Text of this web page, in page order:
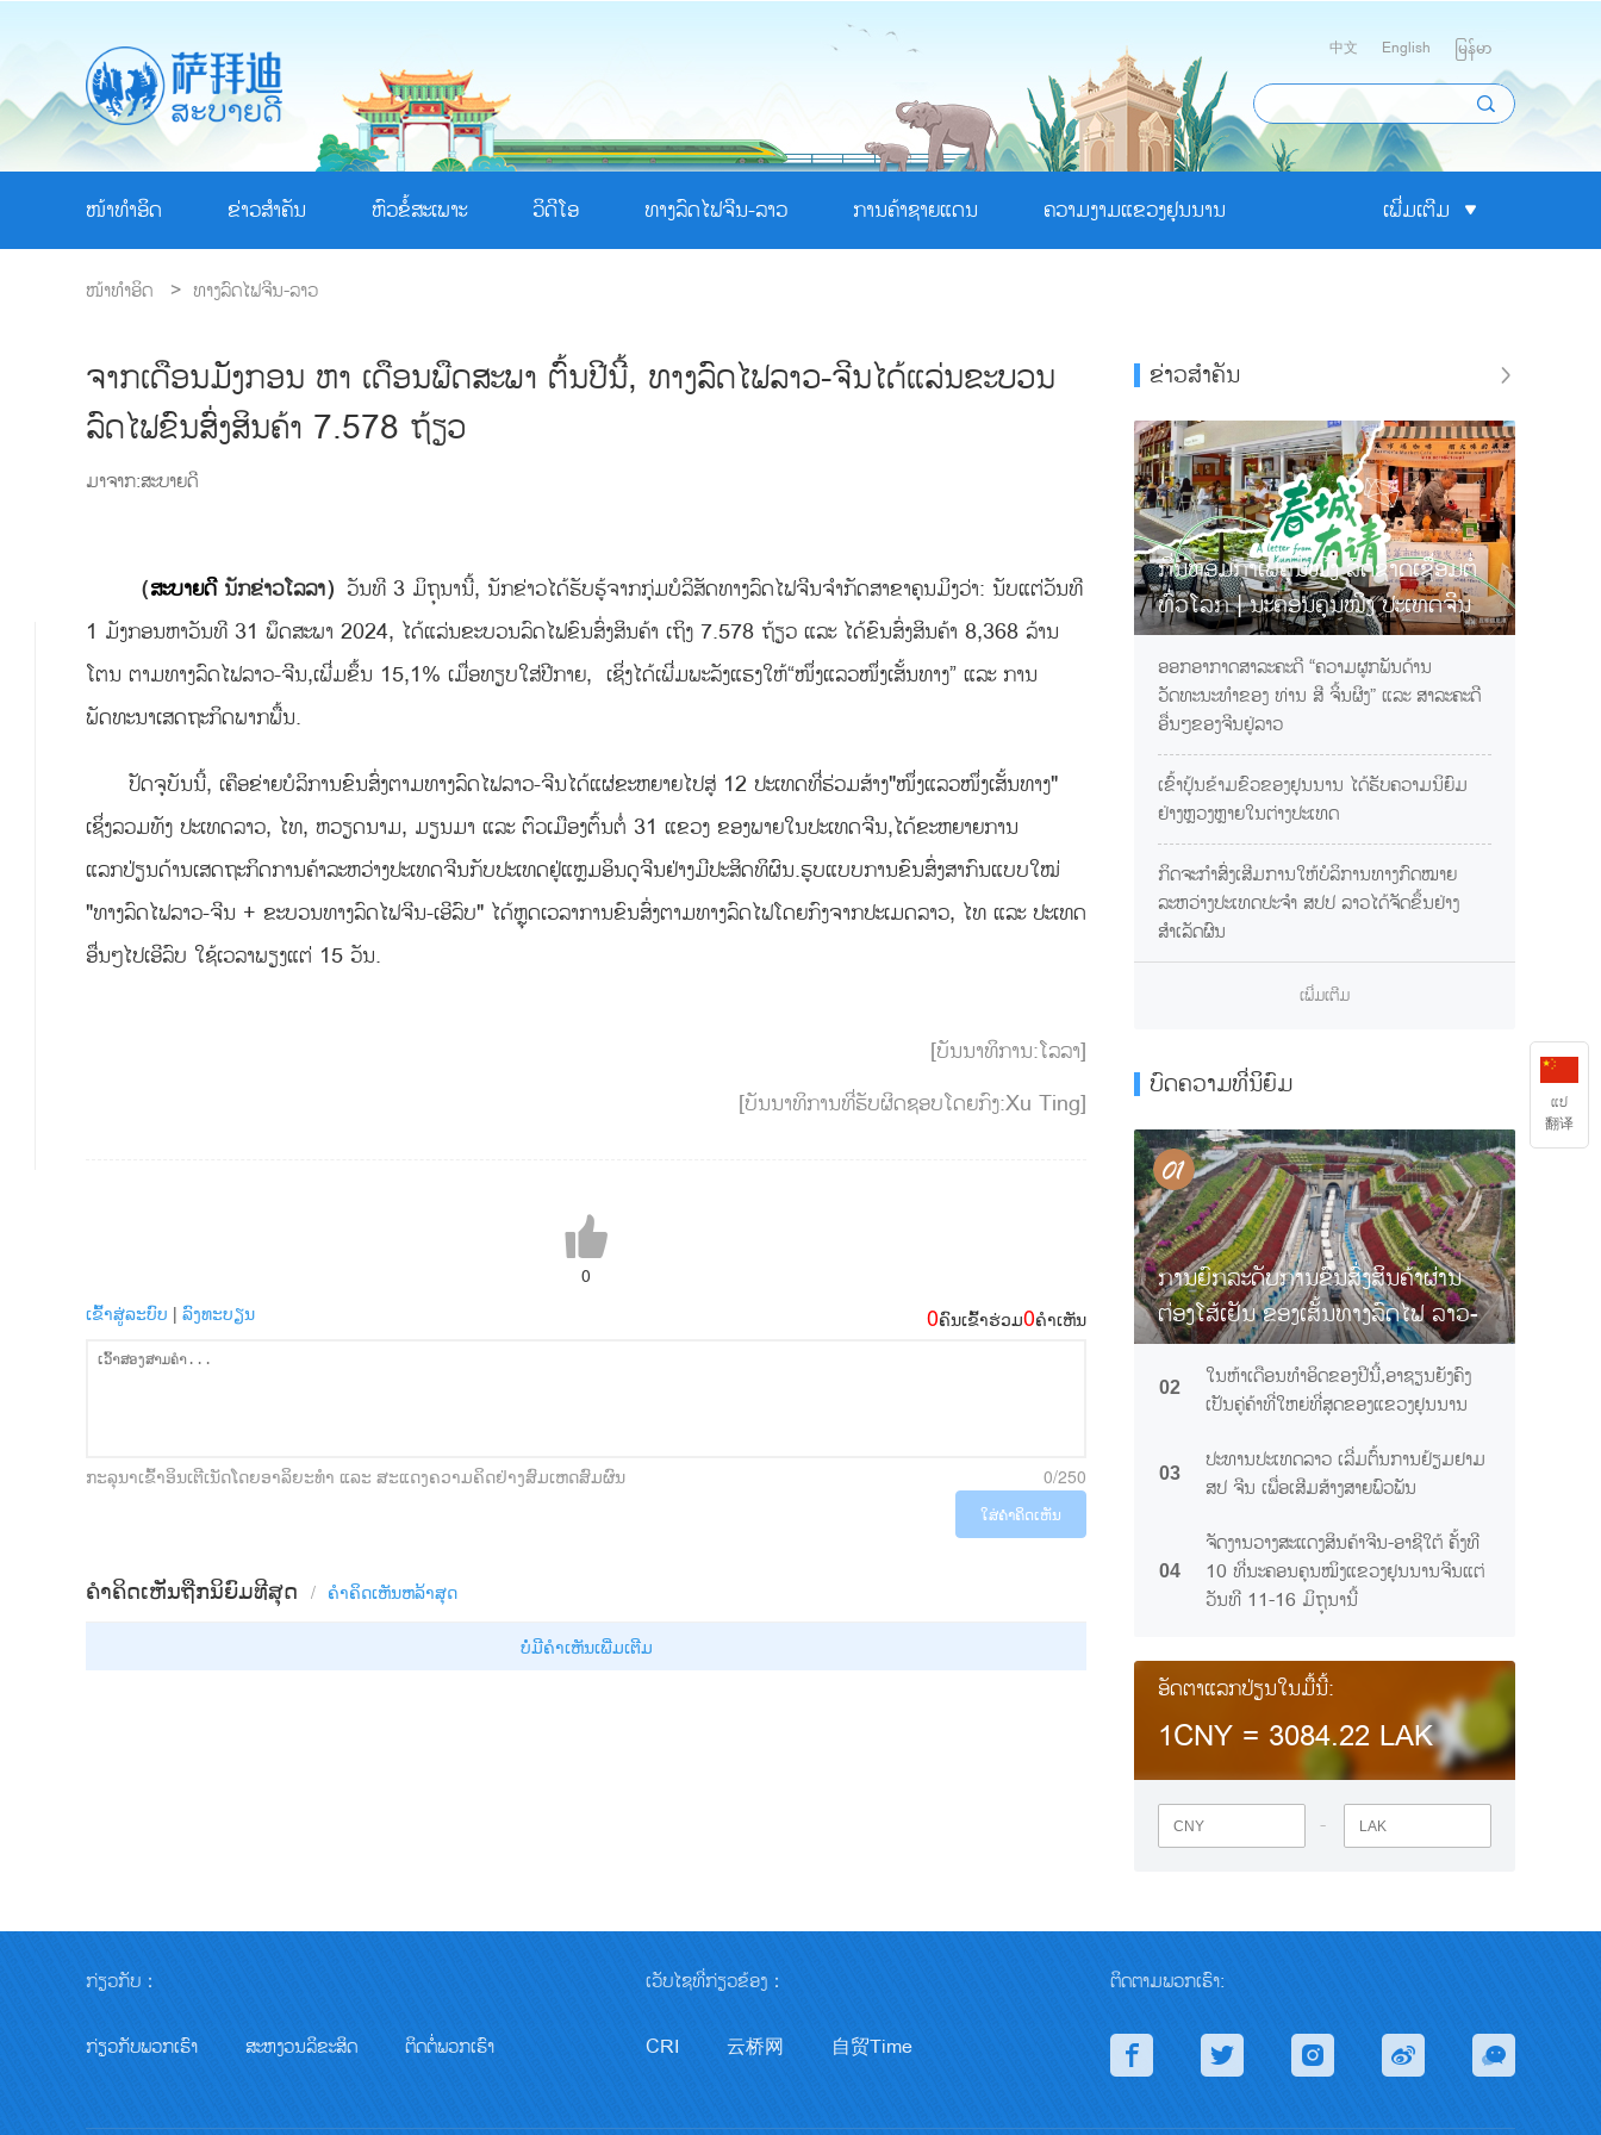
中文 English မြန်မာ
ໜ້າທຳອິດ ຂ່າວສຳຄັນ ຫົວຂໍ້ສະເພາະ ວິດີໂອ ທາງລົດໄຟຈີນ-ລາວ ການຄ້າຊາຍແດນ ຄວາມງາມແຂວງຢຸນນານ ເພີ່ມເຕີມ
ໜ້າທຳອິດ > ທາງລົດໄຟຈີນ-ລາວ
ຈາກເດືອນມັງກອນ ຫາ ເດືອນພືດສະພາ ຕົ້ນປີນີ້, ທາງລົດໄຟລາວ-ຈີນໄດ້ແລ່ນຂະບວນ
ລົດໄຟຂົນສົ່ງສິນຄ້າ 7.578 ຖ້ຽວ
ມາຈາກ:ສະບາຍດີ
（ສະບາຍດີນັກຂ່າວໂລລາ） ວັນທີ 3 ມິຖຸນານີ້, ນັກຂ່າວໄດ້ຮັບຮູ້ຈາກກຸ່ມບໍລິສັດທາງລົດໄຟຈີນຈຳກັດສາຂາຄຸນມິງວ່າ: ນັບແຕ່ວັນທີ
1 ມັງກອນຫາວັນທີ 31 ພຶດສະພາ 2024, ໄດ້ແລ່ນຂະບວນລົດໄຟຂົນສົ່ງສິນຄ້າ ເຖິງ 7.578 ຖ້ຽວ ແລະ ໄດ້ຂົນສົ່ງສິນຄ້າ 8,368 ລ້ານ
ໂຕນ ຕາມທາງລົດໄຟລາວ-ຈີນ,ເພີ່ມຂຶ້ນ 15,1% ເມື່ອທຽບໃສ່ປີກາຍ, ເຊິ່ງໄດ້ເພີ່ມພະລັງແຮງໃຫ້“ໜຶ່ງແລວໜຶ່ງເສັ້ນທາງ” ແລະ ການ
ພັດທະນາເສດຖະກິດພາກພື້ນ.
ປັດຈຸບັນນີ້, ເຄືອຂ່າຍບໍລິການຂົນສົ່ງຕາມທາງລົດໄຟລາວ-ຈີນໄດ້ແຜ່ຂະຫຍາຍໄປສູ່ 12 ປະເທດທີ່ຮ່ວມສ້າງ"ໜຶ່ງແລວໜຶ່ງເສັ້ນທາງ"
ເຊິ່ງລວມທັງ ປະເທດລາວ, ໄທ, ຫວຽດນາມ, ມຽນມາ ແລະ ຕົວເມືອງຕົ້ນຕໍ່ 31 ແຂວງ ຂອງພາຍໃນປະເທດຈີນ,ໄດ້ຂະຫຍາຍການ
ແລກປ່ຽນດ້ານເສດຖະກິດການຄ້າລະຫວ່າງປະເທດຈີນກັບປະເທດຢູ່ແຫຼມອິນດູຈີນຢ່າງມີປະສິດທິຜົນ.ຮູບແບບການຂົນສົ່ງສາກົນແບບໃໝ່
"ທາງລົດໄຟລາວ-ຈີນ + ຂະບວນທາງລົດໄຟຈີນ-ເອີລົບ" ໄດ້ຫຼຸດເວລາການຂົນສົ່ງຕາມທາງລົດໄຟໂດຍກົງຈາກປະເມດລາວ, ໄທ ແລະ ປະເທດ
ອື່ນໆໄປເອີລົບ ໃຊ້ເວລາພຽງແຕ່ 15 ວັນ.
[ບັນນາທິການ:ໂລລາ]
[ບັນນາທິການທີ່ຮັບຜິດຊອບໂດຍກົງ:Xu Ting]
0
ເຂົ້າສູ່ລະບົບ | ລົງທະບຽນ 0ຄົນເຂົ້າຮ່ວມ0ຄຳເຫັນ
ກະລຸນາເຂົ້າອິນເຕີເນັດໂດຍອາລິຍະທໍາ ແລະ ສະແດງຄວາມຄິດຢ່າງສົມເຫດສົມຜົນ 0/250
ໃສ່ຄຳຄິດເຫັນ
ຄຳຄິດເຫັນຖືກນິຍົມທີສຸດ / ຄຳຄິດເຫັນ​ຫລ້າ​ສຸດ
ບໍ່ມີຄໍາເຫັນເພີ່ມເຕີມ
ຂ່າວສຳຄັນ
ກິ່ນຫອມກາເຟຄຸນໝິງ ລົດຊາດເຊື່ອມຕໍ່
ທົ່ວໂລກ | ນະຄອນຄຸນໝິງ ປະເທດຈີນ
ການເຊື້ອເຊີນທ່ານຊິມກາເຟຢຸນນານ
ອອກອາກາດສາລະຄະດີ “ຄວາມຜູກພັນດ້ານ
ວັດທະນະທຳຂອງ ທ່ານ ສີ ຈິ້ນຜິງ” ແລະ ສາລະຄະດີ
ອື່ນໆຂອງຈີນຢູ່ລາວ
ເຂົ້າປຸ້ນຂ້າມຂົວຂອງຢຸນນານ ໄດ້ຮັບຄວາມນິຍົມ
ຢ່າງຫຼວງຫຼາຍໃນຕ່າງປະເທດ
ກິດຈະກຳສົ່ງເສີມການໃຫ້ບໍລິການທາງກົດໝາຍ
ລະຫວ່າງປະເທດປະຈຳ ສປປ ລາວໄດ້ຈັດຂຶ້ນຢ່າງ
ສຳເລັດຜົນ
ເພີ່ມເຕີມ
ບົດຄວາມທີ່ນິຍົມ
ການຍົກລະດັບການຂົນສົ່ງສິນຄ້າຜ່ານ
ຕ່ອງໂສ້ເຢັນ ຂອງເສັ້ນທາງລົດໄຟ ລາວ-
ຈີນ ຊ່ວຍໃຫ້ໝາກຖົ່ວລຽນ "ສົ່ງເຖິງຢ່າງ
ສົດໃໝ່" ຂ້າມຊາດ
02
ໃນຫ້າເດືອນທຳອິດຂອງປີນີ້,ອາຊຽນຍັງຄົງ
ເປັນຄູ່ຄ້າທີ່ໃຫຍ່ທີ່ສຸດຂອງແຂວງຢຸນນານ
03
ປະທານປະເທດລາວ ເລີ່ມຕົ້ນການຢ້ຽມຢາມ
ສປ ຈີນ ເພື່ອເສີມສ້າງສາຍພົວພັນ
04
ຈັດງານວາງສະແດງສິນຄ້າຈີນ-ອາຊີໃຕ້ ຄັ້ງທີ
10 ທີ່ນະຄອນຄຸນໝິງແຂວງຢຸນນານຈີນແຕ່
ວັນທີ 11-16 ມິຖຸນານີ້
ອັດຕາແລກປ່ຽນໃນມື້ນີ້:
1CNY = 3084.22 LAK
-
ກ່ຽວກັບ：
ກ່ຽວກັບພວກເຮົາ ສະຫງວນລິຂະສິດ ຕິດຕໍ່ພວກເຮົາ
ເວັບໄຊທີ່ກ່ຽວຂ້ອງ：
CRI 云桥网 自贸Time
ຕິດຕາມພວກເຮົາ:
ແປ
翻译